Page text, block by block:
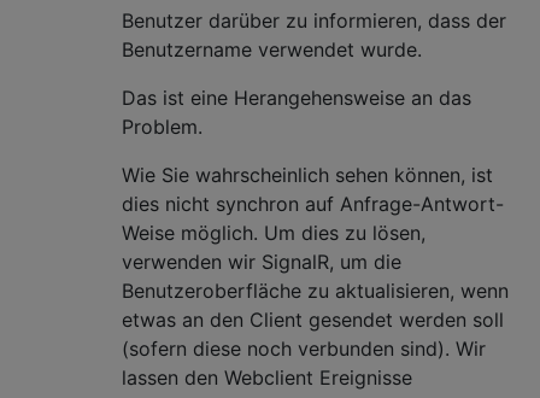
Benutzer darüber zu informieren, dass der
Benutzername verwendet wurde.
Das ist eine Herangehensweise an das
Problem.
Wie Sie wahrscheinlich sehen können, ist
dies nicht synchron auf Anfrage-Antwort-
Weise möglich. Um dies zu lösen,
verwenden wir SignalR, um die
Benutzeroberfläche zu aktualisieren, wenn
etwas an den Client gesendet werden soll
(sofern diese noch verbunden sind). Wir
lassen den Webclient Ereignisse